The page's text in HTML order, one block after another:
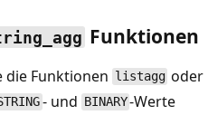
Funktionen
die Funktionen listagg oder
- und BINARY-Werte